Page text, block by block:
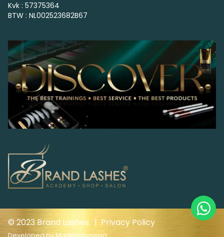
Kvk : 57375364
BTW : NL002523682B67
© 2023 Brand Lashes. | Privacy Policy
Developed byMadeIndonesia